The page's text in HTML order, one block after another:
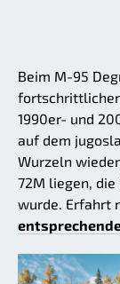
Beim M-95
1990er- und
auf dem
Wurzeln
72M liegen,
wurde. Erfahrt